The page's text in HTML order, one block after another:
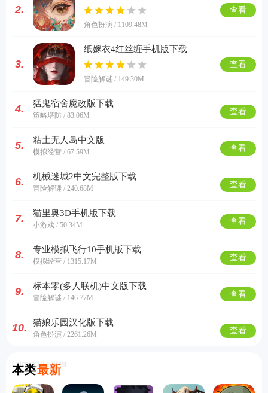
2.
角色扮演 / 1109.48M
查看
3.
纸嫁衣4红丝缠手机版下载
冒险解谜 / 149.30M
查看
4. 猛鬼宿舍魔改版下载
策略塔防 / 83.06M 查看
5. 粘土无人岛中文版
模拟经营 / 67.59M 查看
6. 机械迷城2中文完整版下载
冒险解谜 / 240.68M 查看
7. 猫里奥3D手机版下载
小游戏 / 50.34M 查看
8. 专业模拟飞行10手机版下载
模拟经营 / 1315.17M 查看
9. 标本零(多人联机)中文版下载
冒险解谜 / 146.77M 查看
10. 猫娘乐园汉化版下载
角色扮演 / 2261.26M 查看
本类最新
Currently Latest